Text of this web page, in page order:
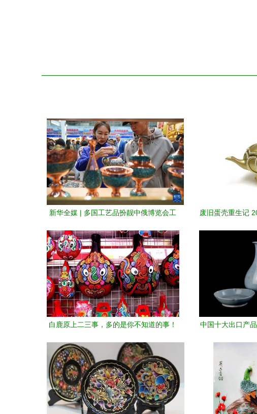
新华全媒 | 多国工艺品扮靓中俄博览会工
废旧蛋壳重生记
白鹿原上二三事，多的是你不知道的事！
中国十大出口产